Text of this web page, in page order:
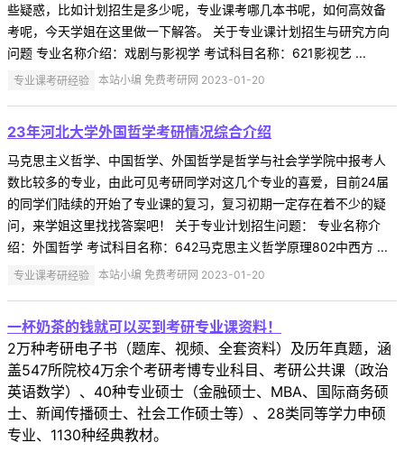
些疑惑，比如计划招生是多少呢，专业课考哪几本书呢，如何高效备
考呢，今天学姐在这里做一下解答。 关于专业课计划招生与研究方向
问题 专业名称介绍：戏剧与影视学 考试科目名称：621影视艺 ...
专业课考研经验 本站小编 免费考研网 2023-01-20
23年河北大学外国哲学考研情况综合介绍
马克思主义哲学、中国哲学、外国哲学是哲学与社会学学院中报考人
数比较多的专业，由此可见考研同学对这几个专业的喜爱，目前24届
的同学们陆续的开始了专业课的复习，复习初期一定存在着不少的疑
问，来学姐这里找找答案吧！ 关于专业计划招生问题： 专业名称介
绍：外国哲学 考试科目名称：642马克思主义哲学原理802中西方 ...
专业课考研经验 本站小编 免费考研网 2023-01-20
一杯奶茶的钱就可以买到考研专业课资料！
2万种考研电子书（题库、视频、全套资料）及历年真题，涵
盖547所院校4万余个考研考博专业科目、考研公共课（政治
英语数学）、40种专业硕士（金融硕士、MBA、国际商务硕
士、新闻传播硕士、社会工作硕士等）、28类同等学力申硕
专业、1130种经典教材。